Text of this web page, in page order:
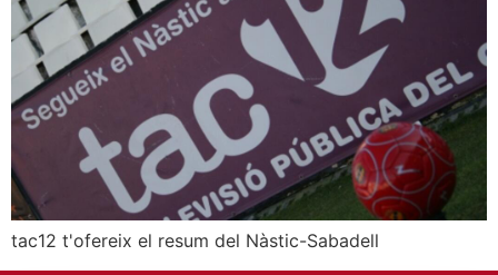
tac12 t'ofereix el resum del Nàstic-Sabadell